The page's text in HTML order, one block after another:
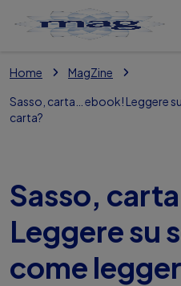
Prodotti
Nostri Valori
MagZine
Home
MagZine
Sasso, carta… ebook! Leggere
carta?
Sasso,
Leggere su
come